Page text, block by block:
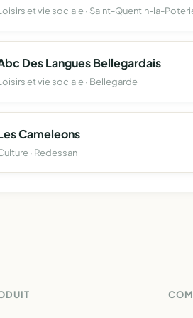
et vie sociale · Saint-Quentin-la-
Des Langues Bellegardais
et vie sociale · Bellegarde
Cameleons
· Redessan